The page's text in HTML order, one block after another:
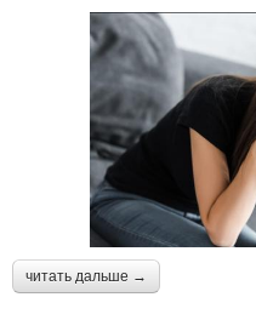
читать дальше →